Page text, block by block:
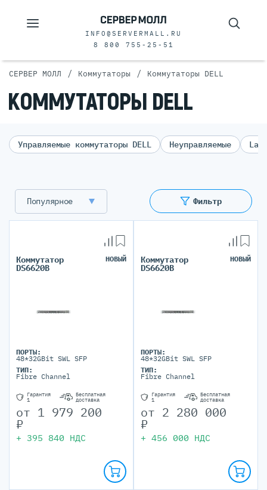
INFO@SERVERMALL.RU
8 800 755-25-51
СЕРВЕР МОЛЛ / Коммутаторы / Коммутаторы DELL
КОММУТАТОРЫ DELL
Управляемые коммутаторы DELL Неуправляемые
Фильтр
Популярное
Коммутатор
DS6620B
НОВЫЙ
ПОРТЫ:
48*32GBit SWL SFP
ТИП:
Fibre Channel
Гарантия
1
Бесплатная
доставка
от 1 979 200
₽
+ 395 840 НДС
Коммутатор
DS6620B
НОВЫЙ
ПОРТЫ:
48*32GBit SWL SFP
ТИП:
Fibre Channel
Гарантия
1
Бесплатная
доставка
от 2 280 000
₽
+ 456 000 НДС